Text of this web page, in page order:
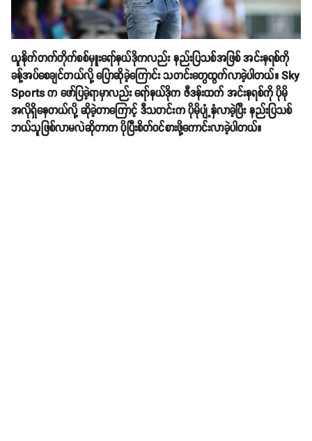
ယူနိုက်တက်တိုက်စစ်မှူးရော်နယ်ဒိုကလည်း နည်းပြသစ်အဖြစ် အင်းနရစ်ကို
ခန့်အပ်စေချင်တယ်လို့ ပြောဆိုခဲ့ကြောင်း သတင်းတွေထွက်လာခဲ့ပါတယ်။ Sky
Sports က ဖော်ပြခဲ့ရာမှာလည်း ရော်နယ်ဒိုက ဇီဒန်းထက် အင်းနရစ်ကို ပိုမို
အလိုရှိနေတယ်လို့ ဆိုခဲ့တာကြောင့် ဒီသတင်းက ပိုမိုပျံ့နှံလာခဲ့ပြီး နည်းပြသစ်
ဘယ်သူဖြစ်လာမလဲဆိုတာက ပိုပြီးစိတ်ဝင်စားဖို့ကောင်းလာခဲ့ပါတယ်။